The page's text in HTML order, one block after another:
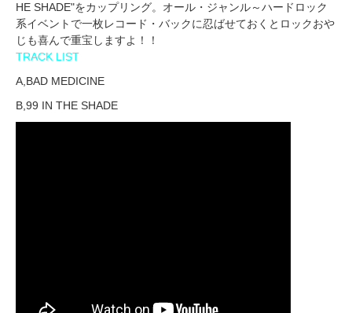
HE SHADE"をカップリング。オール・ジャンル～ハードロック
系イベントで一枚レコード・バックに忍ばせておくとロックおや
じも喜んで重宝しますよ！！
TRACK LIST
A,BAD MEDICINE
B,99 IN THE SHADE